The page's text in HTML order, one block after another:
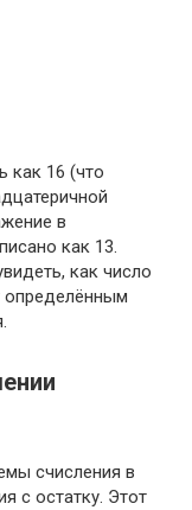
как 16 (что
в
как 13.
как число
определённым
счисления в
с остатку. Этот